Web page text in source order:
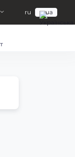
ru ua